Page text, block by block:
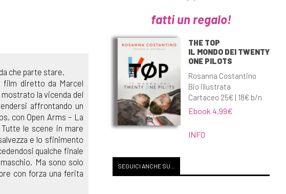
che parte stare.
film diretto da Marcel
la vicenda del
affrontando un
con Open Arms – La
le scene in mare
e lo sfinimento
qualche finale
Ma sono solo
con forza una ferita
fatti un regalo!
THE TOP
IL MONDO DEI TWENTY
ONE PILOTS
Rosanna Costantino
Bio illustrata
Cartaceo 25€ | 18€ b/n
Ebook 4,99€
INFO
SEGUICI ANCHE SU...